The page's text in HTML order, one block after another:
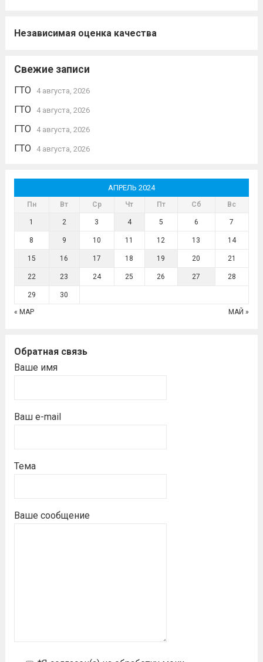
Независимая оценка качества
Свежие записи
ГТО 4 августа, 2026
ГТО 4 августа, 2026
ГТО 4 августа, 2026
ГТО 4 августа, 2026
АПРЕЛЬ 2024
Пн Вт Ср Чт Пт Сб Вс
1 2 3 4 5 6 7
8 9 10 11 12 13 14
15 16 17 18 19 20 21
22 23 24 25 26 27 28
29 30
« МАР МАЙ »
Обратная связь
Ваше имя
Ваш e-mail
Тема
Ваше сообщение